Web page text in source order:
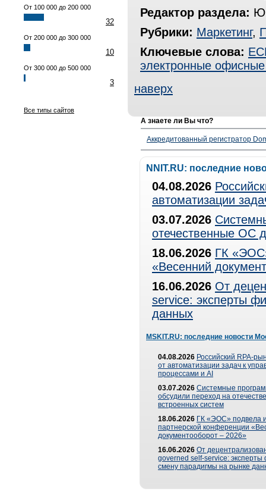
От 100 000 до 200 000
32
От 200 000 до 300 000
10
От 300 000 до 500 000
3
Все типы сайтов
Редактор раздела:
Рубрики: Маркетинг,
Ключевые слова:
электронные
наверх
А знаете ли Вы что?
Аккредитованный регистратор
NNIT.RU: последние
04.08.2026
автоматизации
03.07.2026
отечественные ОС
18.06.2026 ГК
«Весенний
16.06.2026 От
service: эксперты
данных
MSKIT.RU: последние новости
04.08.2026 Российский RPA-
от автоматизации задач к
процессами и AI
03.07.2026 Системные
обсудили переход на
встроенных систем
18.06.2026 ГК «ЭОС» подвела
партнерской конференции
документооборот – 2026»
16.06.2026 От
governed self-service: эксперты
смену парадигмы на рынке